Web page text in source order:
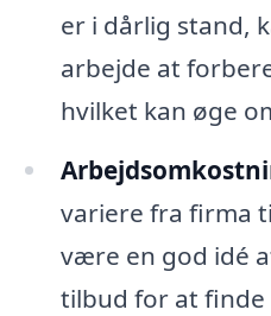
er i dårlig stand,
arbejde at
hvilket kan øge
variere fra firma
være en god idé
tilbud for at finde